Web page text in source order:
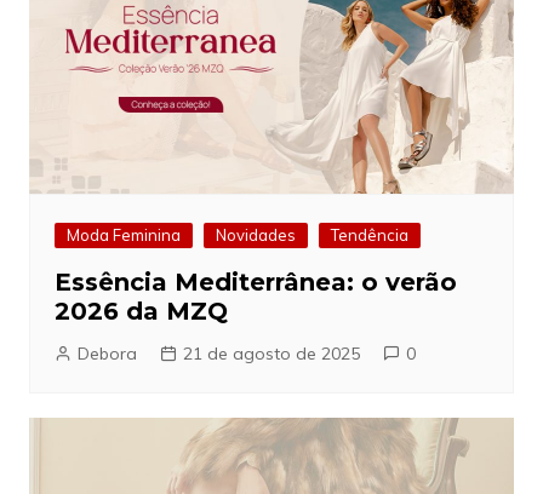
Moda Feminina Novidades Tendência
Essência Mediterrânea: o verão
2026 da MZQ
Debora 21 de agosto de 2025 0